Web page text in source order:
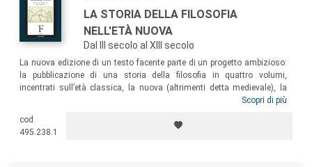
LA STORIA DELLA FILOSOFIA
NELL'ETÀ NUOVA
Dal III secolo al XIII secolo
La nuova edizione di un testo facente parte di un progetto ambizioso:
la pubblicazione di una storia della filosofia in quattro volumi,
incentrati sull’età classica, la nuova (altrimenti detta medievale), la
moderna e la contemporanea. Questo tomo approfondisce la filosofia
consolidamento del Cristianesimo concorrono alla formazione di una
mentalità speculativa, e dottrinale, nuova e diversa da quella della
Scopri di più
cod.
495.238.1